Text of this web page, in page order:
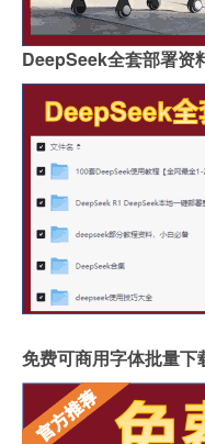
DeepSeek全套部署资
免费可商用字体批量下